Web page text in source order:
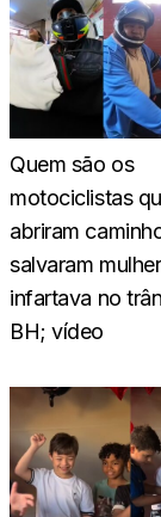
Quem são os
motociclistas
abriram
salvaram
infartava no
BH; vídeo